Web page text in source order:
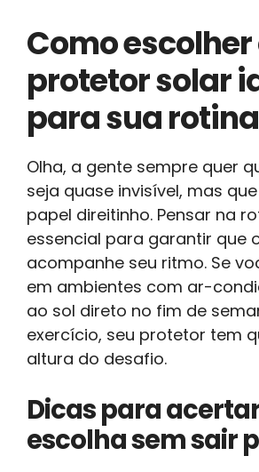
Como escolher
protetor solar
para sua rotina
Olha, a gente sempre quer
seja quase invisível, mas
papel direitinho. Pensar na
essencial para garantir que
acompanhe seu ritmo. Se
em ambientes com ar-
ao sol direto no fim de
exercício, seu protetor tem
altura do desafio.
Dicas para
escolha sem sair